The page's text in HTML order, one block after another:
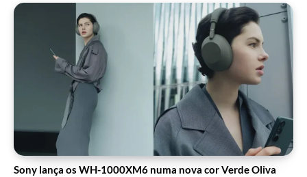
Sony lança os WH-1000XM6 numa nova cor Verde Oliva